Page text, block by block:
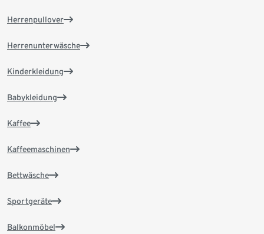
Herrenpullover
Herrenunterwäsche
Kinderkleidung
Babykleidung
Kaffee
Kaffeemaschinen
Bettwäsche
Sportgeräte
Balkonmöbel